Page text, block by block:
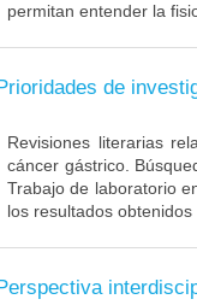
permitan entender la
de
Revisiones literarias
cáncer gástrico.
Trabajo de laboratorio
los resultados